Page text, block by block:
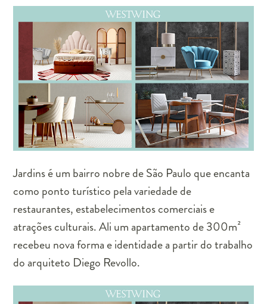
Jardins é um bairro nobre de São Paulo que encanta
como ponto turístico pela variedade de
restaurantes, estabelecimentos comerciais e
atrações culturais. Ali um apartamento de 300m²
recebeu nova forma e identidade a partir do trabalho
do arquiteto Diego Revollo.